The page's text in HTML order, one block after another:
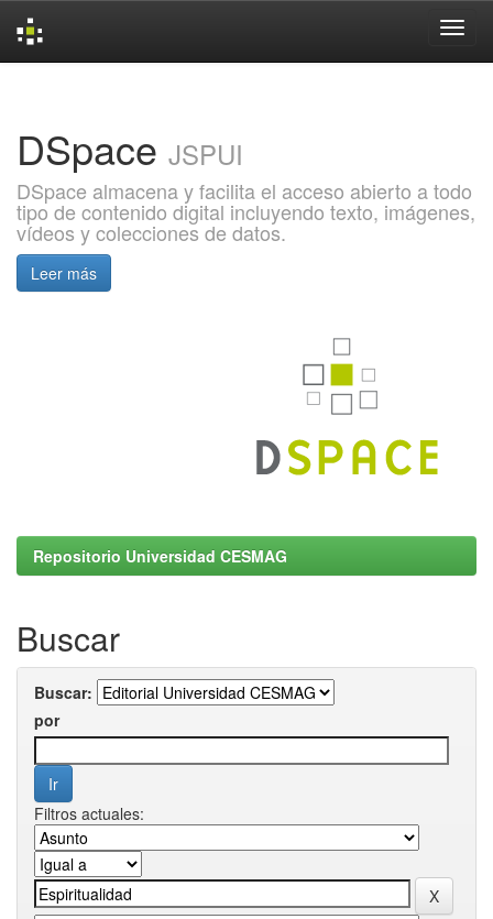
DSpace JSPUI
DSpace almacena y facilita el acceso abierto a todo
tipo de contenido digital incluyendo texto, imágenes,
vídeos y colecciones de datos.
Leer más
Repositorio Universidad CESMAG
Buscar
Buscar:
por
Filtros actuales: